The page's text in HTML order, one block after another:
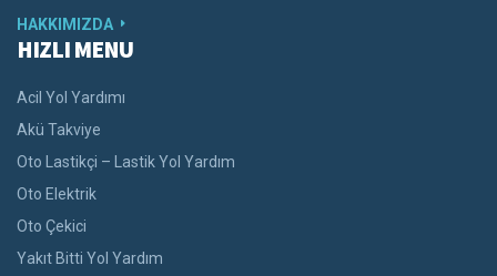
HAKKIMIZDA
HIZLI MENU
Acil Yol Yardımı
Akü Takviye
Oto Lastikçi – Lastik Yol Yardım
Oto Elektrik
Oto Çekici
Yakıt Bitti Yol Yardım